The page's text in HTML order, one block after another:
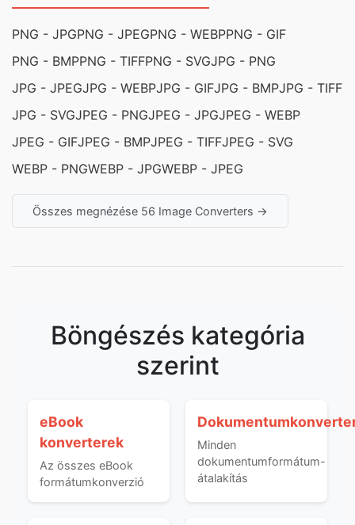
PNG - JPGPNG - JPEGPNG - WEBPPNG - GIF
PNG - BMPPNG - TIFFPNG - SVGJPG - PNG
JPG - JPEGJPG - WEBPJPG - GIFJPG - BMPJPG - TIFF
JPG - SVGJPEG - PNGJPEG - JPGJPEG - WEBP
JPEG - GIFJPEG - BMPJPEG - TIFFJPEG - SVG
WEBP - PNGWEBP - JPGWEBP - JPEG
Összes megnézése 56 Image Converters →
Böngészés kategória
szerint
eBook
konverterek
Az összes eBook
formátumkonverzió
Minden
dokumentumformátum-
átalakítás